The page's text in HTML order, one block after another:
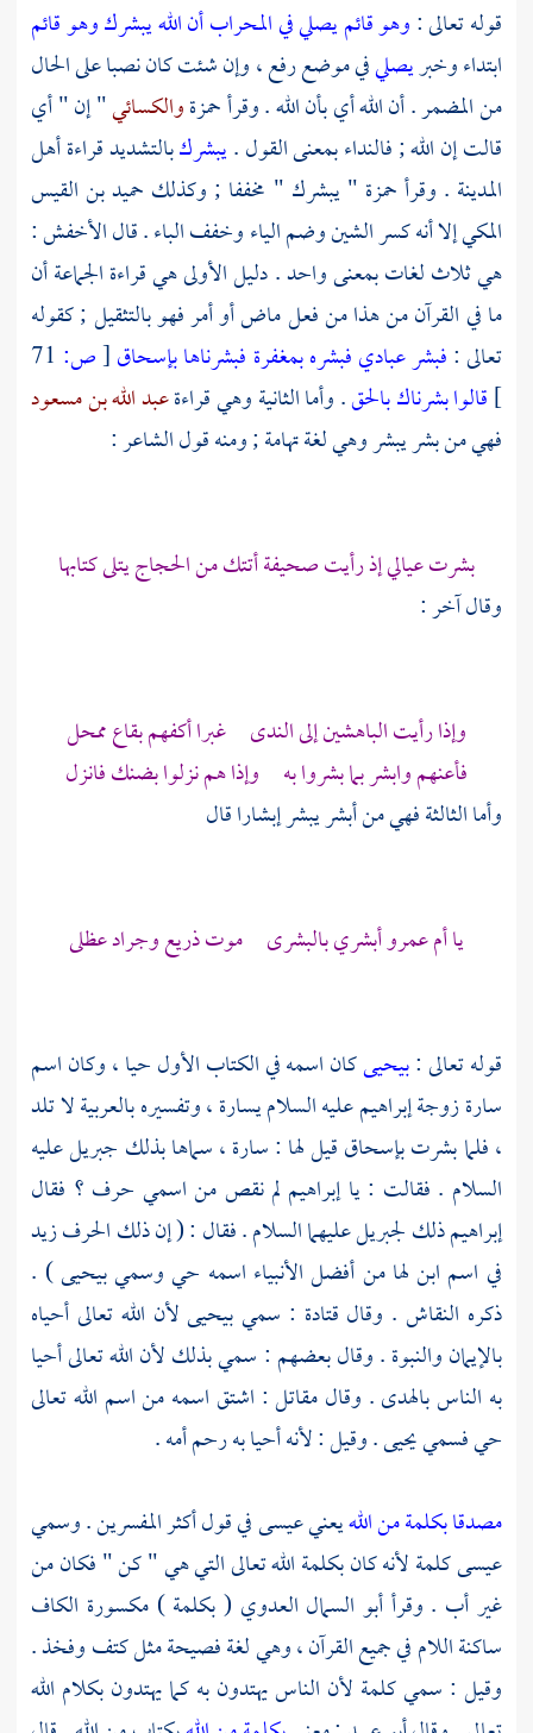
قوله تعالى :وهو قائم يصلي في المحراب أن الله يبشركوهو قائم
ابتداء وخبريصليفي موضع رفع ، وإن شئت كان نصبا على الحال
من المضمر . أن الله أي بأن الله . وقرأحمزةوالكسائي" إن " أي
قالت إن الله ; فالنداء بمعنى القول .يبشركبالتشديد قراءة أهل
المدينة . وقرأحمزة " يبشرك " مخففا ; وكذلك حميد بن القيس
المكيإلا أنه كسر الشين وضم الياء وخفف الباء . قالالأخفش:
هي ثلاث لغات بمعنى واحد . دليل الأولى هي قراءة الجماعة أن
ما في القرآن من هذا من فعل ماض أو أمر فهو بالتثقيل ; كقوله
تعالى :فبشر عباديفبشره بمغفرة فبشرناها بإسحاق[ص: 71
]قالوا بشرناك بالحق. وأما الثانية وهي قراءةعبد الله بن مسعود
فهي من بشر يبشر وهي لغةتهامة; ومنه قول الشاعر :
بشرت عيالي إذ رأيت صحيفة أتتك منالحجاجيتلى كتابها
وقال آخر :
وإذا رأيت الباهشين إلى الندى غبرا أكفهم بقاع ممحل
فأعنهم وابشر بما بشروا به وإذا هم نزلوا بضنك فانزل
وأما الثالثة فهي من أبشر يبشر إبشارا قال
ياأم عمروأبشري بالبشرى موت ذريع وجراد عظلى
قوله تعالى :بيحيىكان اسمه في الكتاب الأول حيا ، وكان اسم
سارة زوجة إبراهيم عليه السلام يسارة، وتفسيره بالعربية لا تلد
، فلما بشرتبإسحاققيل لها :سارة، سماها بذلك جبريلعليه
السلام . فقالت : ياإبراهيم لم نقص من اسمي حرف ؟ فقال
إبراهيمذلكلجبريلعليهما السلام . فقال : ( إن ذلك الحرف زيد
في اسم ابن لها من أفضل الأنبياء اسمه حي وسميبيحيى) .
ذكره النقاش . وقال قتادة : سميبيحيىلأن الله تعالى أحياه
بالإيمان والنبوة . وقال بعضهم : سمي بذلك لأن الله تعالى أحيا
به الناس بالهدى . وقالمقاتل: اشتق اسمه من اسم الله تعالى
حي فسمييحيى. وقيل : لأنه أحيا به رحم أمه .
مصدقا بكلمة من اللهيعنيعيسىفي قول أكثر المفسرين . وسمي
عيسىكلمة لأنه كان بكلمة الله تعالى التي هي " كن " فكان من
غير أب . وقرأأبو السمال العدوي ( بكلمة ) مكسورة الكاف
ساكنة اللام في جميع القرآن ، وهي لغة فصيحة مثل كتف وفخذ .
وقيل : سمي كلمة لأن الناس يهتدون به كما يهتدون بكلام الله